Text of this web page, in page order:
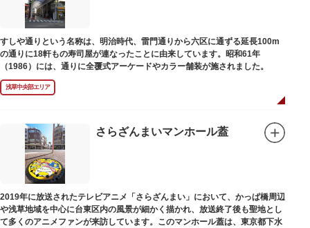
すしや通りという名称は、明治時代、雷門通りから六区に通ずる延長100m
の通りに18軒もの寿司屋が連なったことに由来しています。昭和61年
（1986）には、通りに全覆式アーケードやカラー舗装が施されました。
浅草中央部エリア
さらざんまいマンホール蓋
2019年に放送されたテレビアニメ「さらざんまい」において、かっぱ橋周辺
や浅草地域を中心に台東区内の風景が細かく描かれ、放送終了後も聖地とし
て多くのアニメファンが来訪しています。このマンホール蓋は、東京都下水